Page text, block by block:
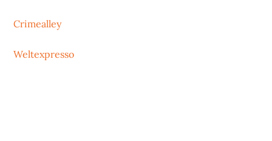
Crimealley
Weltexpresso